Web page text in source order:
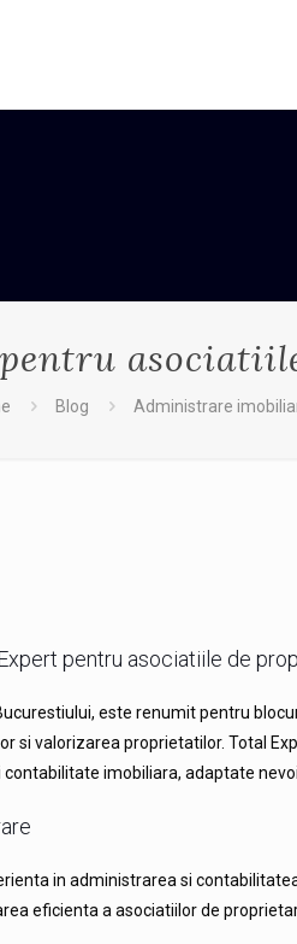
Blog Administrare
pentru asociatiile de
este renumit pentru
si valorizarea proprietatilor. Total
imobiliara, adaptate
in administrarea si
eficienta a asociatiilor de